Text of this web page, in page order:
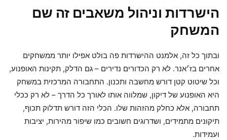
הישרדות וניהול משאבים זה שם
המשחק
ובתוך כל זה, אלמנט ההישרדות פה בולט אפילו יותר ממשחקים
אחרים בז׳אנר. לא רק הכדורים נדירים – גם הדלק, תקינות האופנוע,
וכל שיטוט קטן דורש מחשבה ותכנון. התחבורה המרכזית במשחק
היא האופנוע של דיקון, שמלווה אותו לאורך כל הדרך – לא רק ככלי
תחבורה, אלא כחלק מהזהות שלו. הכלי הזה דורש תדלוק תכוף,
תיקונים מתמידים, ושדרוגים חשובים כמו שיפור מהירות, יציבות
ועמידות.